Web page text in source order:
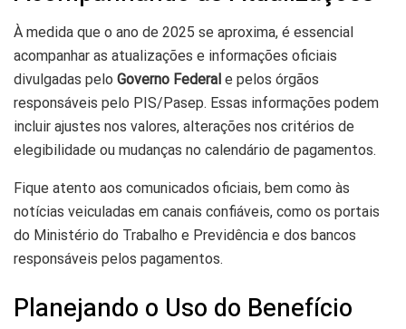
À medida que o ano de 2025 se aproxima, é essencial
acompanhar as atualizações e informações oficiais
divulgadas pelo Governo Federal e pelos órgãos
responsáveis pelo PIS/Pasep. Essas informações podem
incluir ajustes nos valores, alterações nos critérios de
elegibilidade ou mudanças no calendário de pagamentos.
Fique atento aos comunicados oficiais, bem como às
notícias veiculadas em canais confiáveis, como os portais
do Ministério do Trabalho e Previdência e dos bancos
responsáveis pelos pagamentos.
Planejando o Uso do Benefício